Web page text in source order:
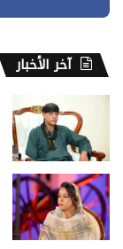
آخر الأخبار